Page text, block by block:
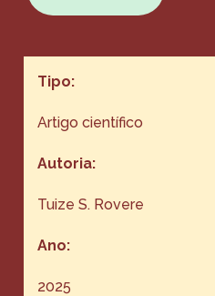
Tipo:
Artigo científico
Autoria:
Tuize S. Rovere
Ano:
2025